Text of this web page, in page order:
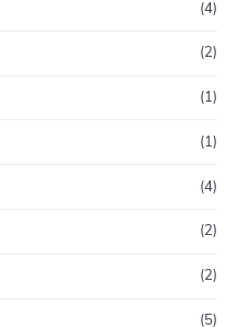
(4)
(2)
(1)
(1)
(4)
(2)
(2)
(5)